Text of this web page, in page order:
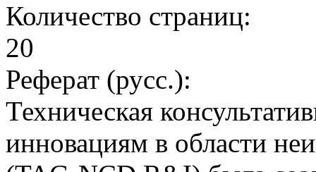
Количество страниц:
20
Реферат (русс.):
Техническая
инновациям в области